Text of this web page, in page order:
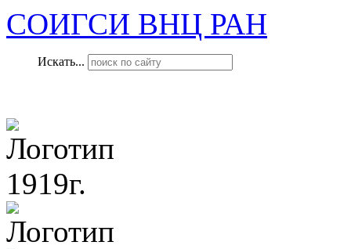
СОИГСИ ВНЦ РАН
Искать...
1919г.